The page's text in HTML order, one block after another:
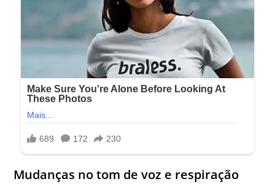
Mudanças no tom de voz e respiração